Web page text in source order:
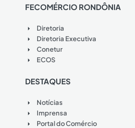
FECOMÉRCIO RONDÔNIA
Diretoria
Diretoria Executiva
Conetur
ECOS
DESTAQUES
Notícias
Imprensa
Portal do Comércio